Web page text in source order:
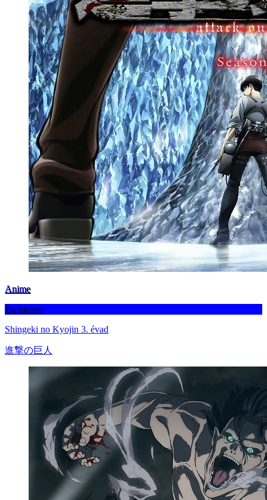
Anime
Befejezett
Shingeki no Kyojin 3. évad
進撃の巨人